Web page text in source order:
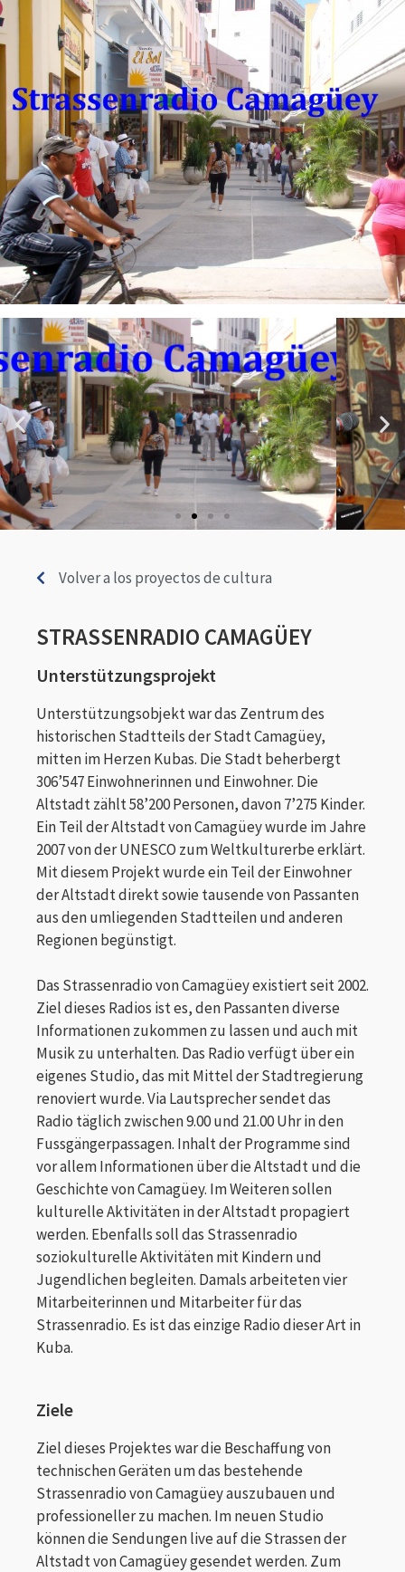
Volver a los proyectos de cultura
STRASSENRADIO CAMAGÜEY
Unterstützungsprojekt
Unterstützungsobjekt war das Zentrum des
historischen Stadtteils der Stadt Camagüey,
mitten im Herzen Kubas. Die Stadt beherbergt
306’547 Einwohnerinnen und Einwohner. Die
Altstadt zählt 58’200 Personen, davon 7’275 Kinder.
Ein Teil der Altstadt von Camagüey wurde im Jahre
2007 von der UNESCO zum Weltkulturerbe erklärt.
Mit diesem Projekt wurde ein Teil der Einwohner
der Altstadt direkt sowie tausende von Passanten
aus den umliegenden Stadtteilen und anderen
Regionen begünstigt.
Das Strassenradio von Camagüey existiert seit 2002.
Ziel dieses Radios ist es, den Passanten diverse
Informationen zukommen zu lassen und auch mit
Musik zu unterhalten. Das Radio verfügt über ein
eigenes Studio, das mit Mittel der Stadtregierung
renoviert wurde. Via Lautsprecher sendet das
Radio täglich zwischen 9.00 und 21.00 Uhr in den
Fussgängerpassagen. Inhalt der Programme sind
vor allem Informationen über die Altstadt und die
Geschichte von Camagüey. Im Weiteren sollen
kulturelle Aktivitäten in der Altstadt propagiert
werden. Ebenfalls soll das Strassenradio
soziokulturelle Aktivitäten mit Kindern und
Jugendlichen begleiten. Damals arbeiteten vier
Mitarbeiterinnen und Mitarbeiter für das
Strassenradio. Es ist das einzige Radio dieser Art in
Kuba.
Ziele
Ziel dieses Projektes war die Beschaffung von
technischen Geräten um das bestehende
Strassenradio von Camagüey auszubauen und
professioneller zu machen. Im neuen Studio
können die Sendungen live auf die Strassen der
Altstadt von Camagüey gesendet werden. Zum